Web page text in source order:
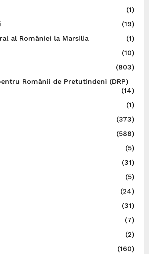
(1)
(19)
al României la Marsilia
(1)
(10)
(803)
Românii de Pretutindeni (DRP)
(14)
(1)
(373)
(588)
(5)
(31)
(5)
(24)
(31)
(7)
(2)
(160)